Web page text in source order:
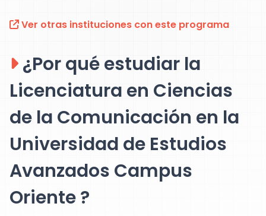
Ver otras instituciones con este programa
¿Por qué estudiar la
Licenciatura en Ciencias
de la Comunicación en la
Universidad de Estudios
Avanzados Campus
Oriente ?